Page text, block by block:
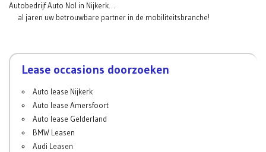
Autobedrijf Auto Nol in Nijkerk…
al jaren uw betrouwbare partner in de mobiliteitsbranche!
Lease occasions doorzoeken
Auto lease Nijkerk
Auto lease Amersfoort
Auto lease Gelderland
BMW Leasen
Audi Leasen